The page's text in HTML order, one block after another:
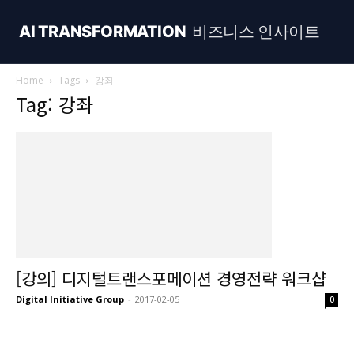
AI TRANSFORMATION 비즈니스 인사이트
Home Tags 강좌
Tag: 강좌
[강의] 디지털트랜스포메이션 경영전략 워크샵
Digital Initiative Group - 2017-02-05 0